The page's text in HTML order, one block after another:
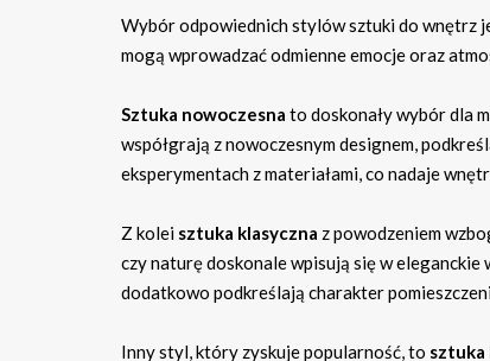
Wybór odpowiednich stylów sztuki do wnętrz
mogą wprowadzać odmienne emocje oraz
Sztuka nowoczesna to doskonały wybór dla
współgrają z nowoczesnym designem,
eksperymentach z materiałami, co nadaje
Z kolei sztuka klasyczna z powodzeniem
czy naturę doskonale wpisują się w
dodatkowo podkreślają charakter
Inny styl, który zyskuje popularność, to sztuka